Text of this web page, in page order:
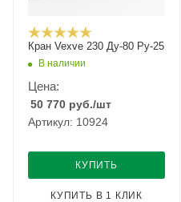
Кран Vexve 230 Ду-80 Ру-25
В наличии
Цена:
50 770 руб./шт
Артикул: 10924
КУПИТЬ
КУПИТЬ В 1 КЛИК